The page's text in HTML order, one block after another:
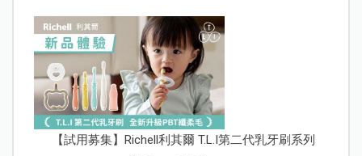
【試用募集】Richell利其爾 T.L.I第二代乳牙刷系列